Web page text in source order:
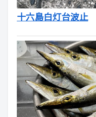
十六島白灯台波止